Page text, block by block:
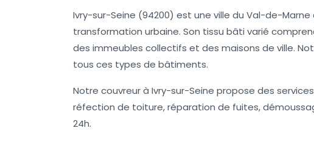
Ivry-sur-Seine (94200) est une ville du Val-de-
transformation urbaine. Son tissu bâti varié
des immeubles collectifs et des maisons de ville.
tous ces types de bâtiments.
Notre couvreur à Ivry-sur-Seine propose des
réfection de toiture, réparation de fuites,
24h.